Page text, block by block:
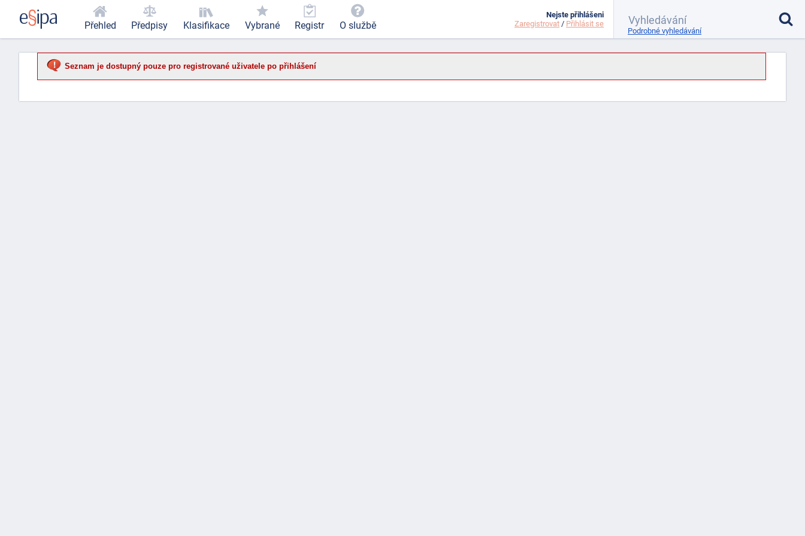
Seznam je dostupný pouze pro registrované uživatele po přihlášení
Přehled Předpisy Klasifikace Vybrané Registr O službě
Nejste přihlášeni
Zaregistrovat / Přihlásit se
Podrobné vyhledávání